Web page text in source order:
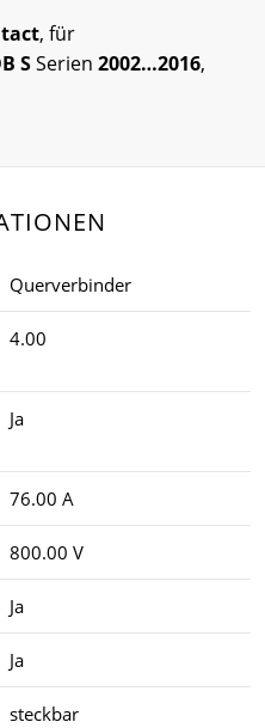
, für
SSerien 2002…2016,
Querverbinder
4.00
Ja
76.00 A
800.00 V
Ja
Ja
steckbar